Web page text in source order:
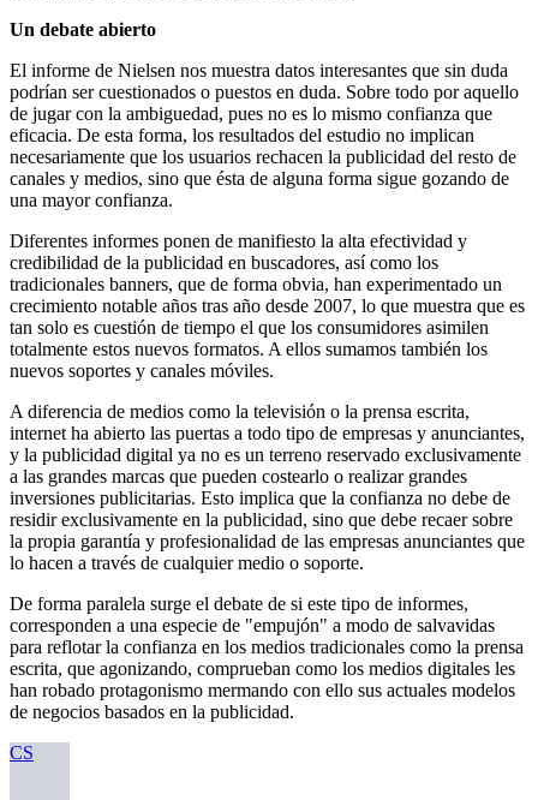
Un debate abierto
El informe de Nielsen nos muestra datos interesantes que sin duda
podrían ser cuestionados o puestos en duda. Sobre todo por aquello
de jugar con la ambiguedad, pues no es lo mismo confianza que
eficacia. De esta forma, los resultados del estudio no implican
necesariamente que los usuarios rechacen la publicidad del resto de
canales y medios, sino que ésta de alguna forma sigue gozando de
una mayor confianza.
Diferentes informes ponen de manifiesto la alta efectividad y
credibilidad de la publicidad en buscadores, así como los
tradicionales banners, que de forma obvia, han experimentado un
crecimiento notable años tras año desde 2007, lo que muestra que es
tan solo es cuestión de tiempo el que los consumidores asimilen
totalmente estos nuevos formatos. A ellos sumamos también los
nuevos soportes y canales móviles.
A diferencia de medios como la televisión o la prensa escrita,
internet ha abierto las puertas a todo tipo de empresas y anunciantes,
y la publicidad digital ya no es un terreno reservado exclusivamente
a las grandes marcas que pueden costearlo o realizar grandes
inversiones publicitarias. Esto implica que la confianza no debe de
residir exclusivamente en la publicidad, sino que debe recaer sobre
la propia garantía y profesionalidad de las empresas anunciantes que
lo hacen a través de cualquier medio o soporte.
De forma paralela surge el debate de si este tipo de informes,
corresponden a una especie de "empujón" a modo de salvavidas
para reflotar la confianza en los medios tradicionales como la prensa
escrita, que agonizando, comprueban como los medios digitales les
han robado protagonismo mermando con ello sus actuales modelos
de negocios basados en la publicidad.
CS